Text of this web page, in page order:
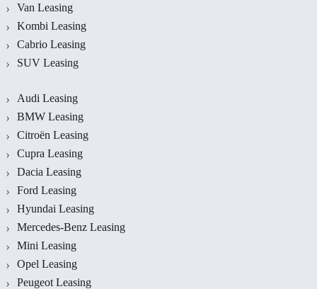
Van Leasing
Kombi Leasing
Cabrio Leasing
SUV Leasing
Audi Leasing
BMW Leasing
Citroën Leasing
Cupra Leasing
Dacia Leasing
Ford Leasing
Hyundai Leasing
Mercedes-Benz Leasing
Mini Leasing
Opel Leasing
Peugeot Leasing